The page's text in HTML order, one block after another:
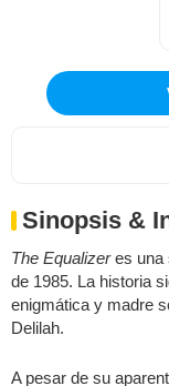
Sinopsis &
The Equalizeres una
de 1985. La historia
enigmática y madre
Delilah.
A pesar de su